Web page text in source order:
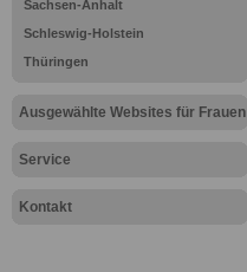
Sachsen-Anhalt
Schleswig-Holstein
Thüringen
Ausgewählte Websites für Frauen
Service
Kontakt